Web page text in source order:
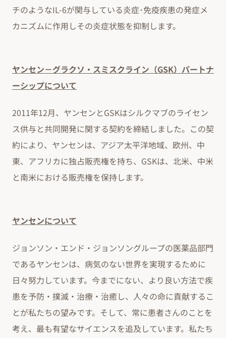
チのようなIL-6が関与している炎症･免疫疾患の発症メ
カニズムに作用しその炎症状態を抑制します。
ヤンセン－グラクソ・スミスクライン（GSK）パートナ
ーシップについて
2011年12月、ヤンセンとGSKはシルクマブのライセン
ス供与と共同開発に関する契約を締結しました。この契
約により、ヤンセンは、アジア太平洋地域、欧州、中
東、アフリカに独占販売権を持ち、GSKは、北米、中米
と南米における販売権を保持します。
ヤンセンについて
ジョンソン・エンド・ジョンソングループの医薬品部門
であるヤンセンは、病気のない世界を実現するために
日々努力しています。今までにない、より良い方法で疾
患を予防・撲滅・治療・治癒し、人々の命に貢献するこ
とが私たちの望みです。そして、常に患者さんのことを
考え、最も有望なサイエンスを追及しています。私たち